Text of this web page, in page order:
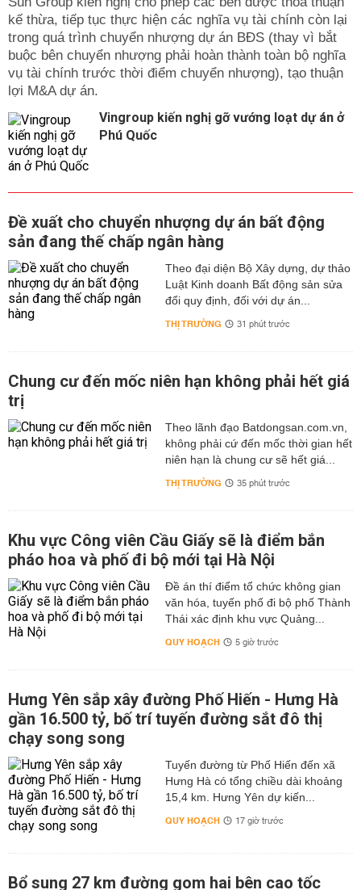
kế thừa, tiếp tục thực hiện các nghĩa vụ tài chính còn lại
trong quá trình chuyển nhượng dự án BĐS (thay vì bắt
buộc bên chuyển nhượng phải hoàn thành toàn bộ nghĩa
vụ tài chính trước thời điểm chuyển nhượng), tạo thuận
lợi M&A dự án.
Vingroup kiến nghị gỡ vướng loạt dự án ở
Phú Quốc
Đề xuất cho chuyển nhượng dự án bất động
sản đang thế chấp ngân hàng
Theo đại diện Bộ Xây dựng, dự thảo
Luật Kinh doanh Bất động sản sửa
đổi quy định, đối với dự án...
THỊ TRƯỜNG 31 phút trước
Chung cư đến mốc niên hạn không phải hết giá
trị
Theo lãnh đạo Batdongsan.com.vn,
không phải cứ đến mốc thời gian hết
niên hạn là chung cư sẽ hết giá...
THỊ TRƯỜNG 35 phút trước
Khu vực Công viên Cầu Giấy sẽ là điểm bắn
pháo hoa và phố đi bộ mới tại Hà Nội
Đề án thí điểm tổ chức không gian
văn hóa, tuyến phố đi bộ phố Thành
Thái xác định khu vực Quảng...
QUY HOẠCH 5 giờ trước
Hưng Yên sắp xây đường Phố Hiến - Hưng Hà
gần 16.500 tỷ, bố trí tuyến đường sắt đô thị
chạy song song
Tuyến đường từ Phố Hiến đến xã
Hưng Hà có tổng chiều dài khoảng
15,4 km. Hưng Yên dự kiến...
QUY HOẠCH 17 giờ trước
Bổ sung 27 km đường gom hai bên cao tốc